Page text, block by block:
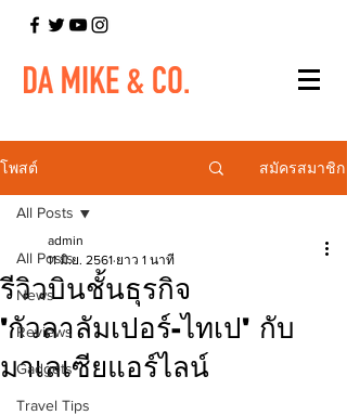
โพสต์ สมัครสมาชิก
All Posts
News
Reviews
Gadgets
Travel Tips
All Posts
รีวิวบินชั้นธุรกิจ
'กัวลาลัมเปอร์-ไทเป' กับ
มาเลเซียแอร์ไลน์
admin
11 มิ.ย. 2561 ยาว 1 นาที